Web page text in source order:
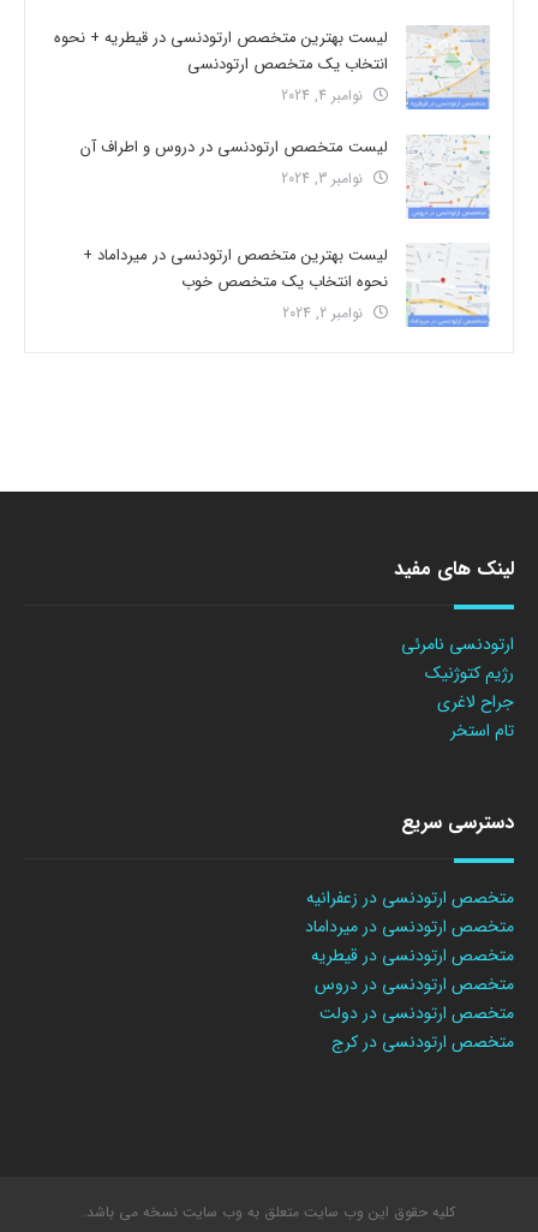
لیست بهترین متخصص ارتودنسی در قیطریه + نحوه
انتخاب یک متخصص ارتودنسی
نوامبر 4, 2024
لیست متخصص ارتودنسی در دروس و اطراف آن
نوامبر 3, 2024
لیست بهترین متخصص ارتودنسی در میرداماد +
نحوه انتخاب یک متخصص خوب
نوامبر 2, 2024
لینک های مفید
ارتودنسی نامرئی
رژیم کتوژنیک
جراح لاغری
تام استخر
دسترسی سریع
متخصص ارتودنسی در زعفرانیه
متخصص ارتودنسی در میرداماد
متخصص ارتودنسی در قیطریه
متخصص ارتودنسی در دروس
متخصص ارتودنسی در دولت
متخصص ارتودنسی در کرج
کلیه حقوق این وب سایت متعلق به وب سایت نسخه می باشد.